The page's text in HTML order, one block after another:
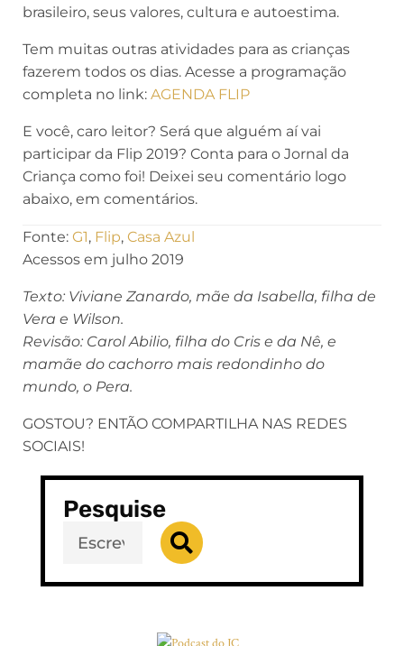
brasileiro, seus valores, cultura e autoestima.
Tem muitas outras atividades para as crianças
fazerem todos os dias. Acesse a programação
completa no link: AGENDA FLIP
E você, caro leitor? Será que alguém aí vai
participar da Flip 2019? Conta para o Jornal da
Criança como foi! Deixei seu comentário logo
abaixo, em comentários.
Fonte: G1, Flip, Casa Azul
Acessos em julho 2019
Texto: Viviane Zanardo, mãe da Isabella, filha de
Vera e Wilson.
Revisão: Carol Abilio, filha do Cris e da Nê, e
mamãe do cachorro mais redondinho do
mundo, o Pera.
GOSTOU? ENTÃO COMPARTILHA NAS REDES
SOCIAIS!
Pesquise